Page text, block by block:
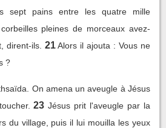
sept pains entre les quatre mille
pleines de morceaux avez-
dirent-ils. 21 Alors il ajouta : Vous ne
?
On amena un aveugle à Jésus
23 Jésus prit l'aveugle par la
du village, puis il lui mouilla les yeux